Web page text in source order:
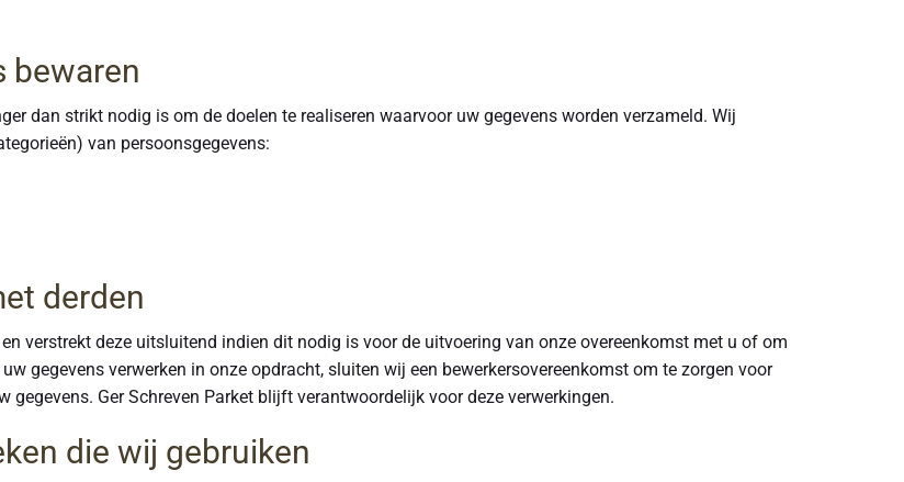
bewaren
dan strikt nodig is om de doelen te realiseren waarvoor uw gegevens worden verzameld. Wij
van persoonsgegevens:
derden
verstrekt deze uitsluitend indien dit nodig is voor de uitvoering van onze overeenkomst met u of om
gegevens verwerken in onze opdracht, sluiten wij een bewerkersovereenkomst om te zorgen voor
Ger Schreven Parket blijft verantwoordelijk voor deze verwerkingen.
die wij gebruiken